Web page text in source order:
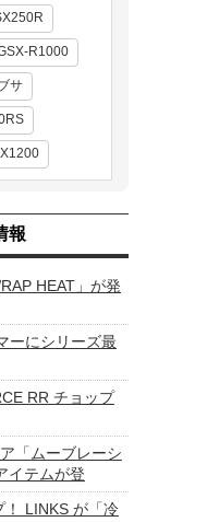
R1000
サ
報
HEAT」が発
ーにシリーズ最
RR チョップ
「ムーブレーシ
イテムが登
！ LINKS が「冷